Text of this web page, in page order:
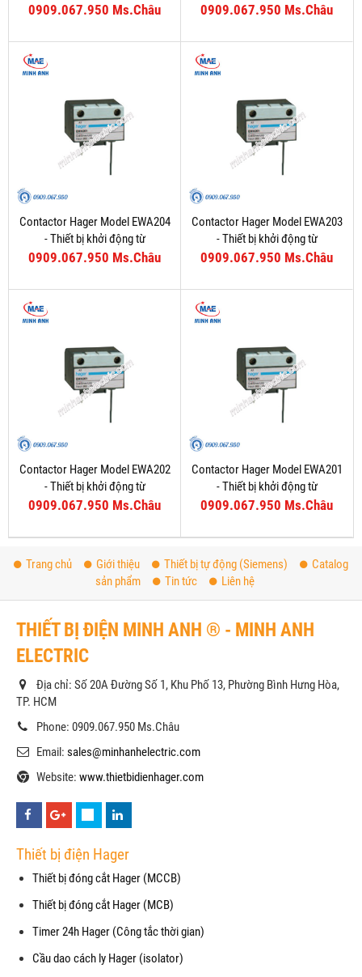
0909.067.950 Ms.Châu 0909.067.950 Ms.Châu
Contactor Hager Model EWA204
- Thiết bị khởi động từ
0909.067.950 Ms.Châu
Contactor Hager Model EWA203
- Thiết bị khởi động từ
0909.067.950 Ms.Châu
Contactor Hager Model EWA202
- Thiết bị khởi động từ
0909.067.950 Ms.Châu
Contactor Hager Model EWA201
- Thiết bị khởi động từ
0909.067.950 Ms.Châu
Trang chủ Giới thiệu Thiết bị tự động (Siemens)
Catalog
sản phẩm
Tin tức Liên hệ
THIẾT BỊ ĐIỆN MINH ANH ® - MINH ANH
ELECTRIC
Địa chỉ: Số 20A Đường Số 1, Khu Phố 13, Phường Bình Hưng Hòa,
TP. HCM
Phone: 0909.067.950 Ms.Châu
Email: sales@minhanhelectric.com
Website: www.thietbidienhager.com
Thiết bị điện Hager
Thiết bị đóng cắt Hager (MCCB)
Thiết bị đóng cắt Hager (MCB)
Timer 24h Hager (Công tắc thời gian)
Cầu dao cách ly Hager (isolator)